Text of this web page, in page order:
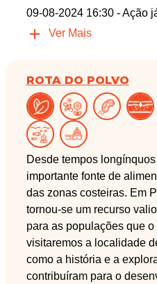
09-08-2024 16:30 - Ação
Ver Mais
ROTA DO POLVO
Desde tempos
importante fonte de
das zonas costeiras. Em
tornou-se um recurso
para as populações que
visitaremos a localidade
como a história e a
contribuíram para o